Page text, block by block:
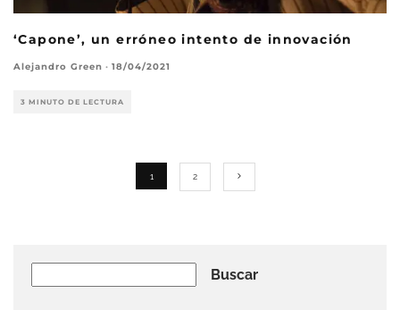
‘Capone’, un erróneo intento de innovación
Alejandro Green · 18/04/2021
3 MINUTO DE LECTURA
1 2
Buscar